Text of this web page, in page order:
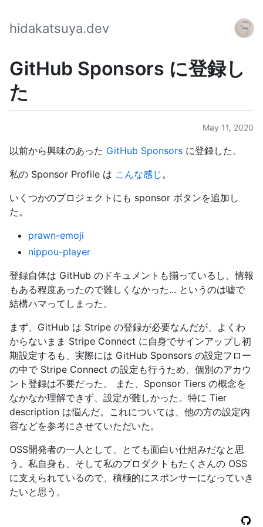
hidakatsuya.dev
GitHub Sponsors に登録し
た
May 11, 2020
以前から興味のあった GitHub Sponsors に登録した。
私の Sponsor Profile は こんな感じ 。
いくつかのプロジェクトにも sponsor ボタンを追加し
た。
prawn-emoji
nippou-player
登録自体は GitHub のドキュメントも揃っているし、情報
もある程度あったので難しくなかった... というのは嘘で
結構ハマってしまった。
まず、GitHub は Stripe の登録が必要なんだが、よくわ
からないまま Stripe Connect に自身でサインアップし初
期設定するも、実際には GitHub Sponsors の設定フロー
の中で Stripe Connect の設定も行うため、個別のアカウ
ント登録は不要だった。 また、Sponsor Tiers の概念を
なかなか理解できず、設定が難しかった。特に Tier
description は悩んだ。これについては、他の方の設定内
容などを参考にさせていただいた。
OSS開発者の一人として、とても面白い仕組みだなと思
う。私自身も、そして私のプロダクトもたくさんの OSS
に支えられているので、積極的にスポンサーになっていき
たいと思う。